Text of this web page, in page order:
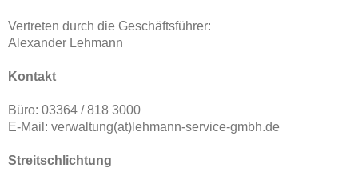
Vertreten durch die Geschäftsführer:
Alexander Lehmann
Kontakt
Büro: 03364 / 818 3000
E-Mail: verwaltung(at)lehmann-service-gmbh.de
Streitschlichtung